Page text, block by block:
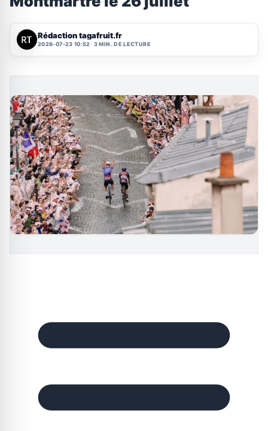
Rédaction tagafruit.fr
2026-07-23 10:52 3 MIN. DE LECTURE